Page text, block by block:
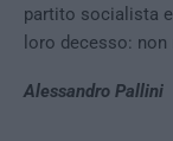
partito socialista
loro decesso:
Alessandro Pallini